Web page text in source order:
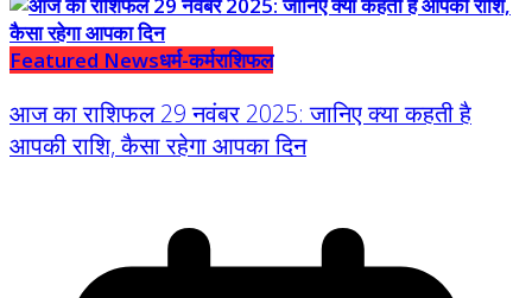
Featured Newsधर्म-कर्मराशिफल
आज का राशिफल 29 नवंबर 2025: जानिए क्या कहती है
आपकी राशि, कैसा रहेगा आपका दिन